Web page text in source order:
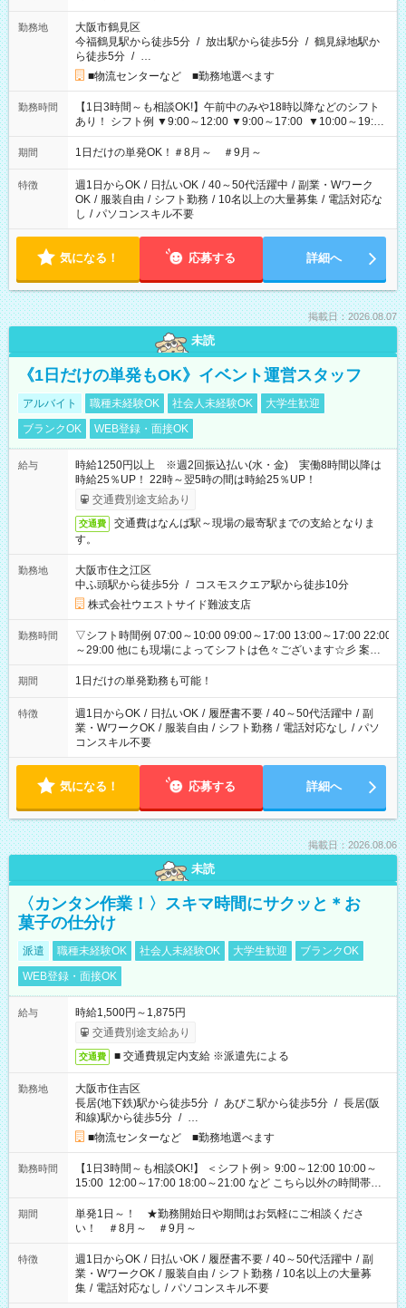
勤務地
大阪市鶴見区
今福鶴見駅から徒歩5分 / 放出駅から徒歩5分 / 鶴見緑地駅か
ら徒歩5分 / …
■物流センターなど ■勤務地選べます
勤務時間
【1日3時間～も相談OK!】午前中のみや18時以降などのシフト
あり！ シフト例 ▼9:00～12:00 ▼9:00～17:00 ▼10:00～19:00
▼18:00～21:00
期間 1日だけの単発OK！＃8月～ ＃9月～
特徴 週1日からOK / 日払いOK / 40～50代活躍中 / 副業・Wワーク
OK / 服装自由 / シフト勤務 / 10名以上の大量募集 / 電話対応な
し / パソコンスキル不要
気になる！ 応募する 詳細へ
掲載日：2026.08.07
未読
《1日だけの単発もOK》イベント運営スタッフ
アルバイト 職種未経験OK 社会人未経験OK
大学生歓迎
ブランクOK
WEB登録・面接OK
給与
時給1250円以上 ※週2回振込払い(水・金) 実働8時間以降は
時給25％UP！ 22時～翌5時の間は時給25％UP！
交通費別途支給あり
交通費
交通費はなんば駅～現場の最寄駅までの支給となりま
す。
勤務地
大阪市住之江区
中ふ頭駅から徒歩5分 / コスモスクエア駅から徒歩10分
株式会社ウエストサイド難波支店
勤務時間
▽シフト時間例 07:00～10:00 09:00～17:00 13:00～17:00 22:00
～29:00 他にも現場によってシフトは色々ございます☆彡 案件
次第では午前中で終わるお仕事も...！
期間 1日だけの単発勤務も可能！
特徴 週1日からOK / 日払いOK / 履歴書不要 / 40～50代活躍中 / 副
業・WワークOK / 服装自由 / シフト勤務 / 電話対応なし / パソ
コンスキル不要
気になる！ 応募する 詳細へ
掲載日：2026.08.06
未読
〈カンタン作業！〉スキマ時間にサクッと＊お
菓子の仕分け
派遣 職種未経験OK 社会人未経験OK 大学生歓迎
ブランクOK
WEB登録・面接OK
給与
時給1,500円～1,875円
交通費別途支給あり
交通費 ■ 交通費規定内支給 ※派遣先による
勤務地
大阪市住吉区
長居(地下鉄)駅から徒歩5分 / あびこ駅から徒歩5分 / 長居(阪
和線)駅から徒歩5分 / …
■物流センターなど ■勤務地選べます
勤務時間
【1日3時間～も相談OK!】 ＜シフト例＞ 9:00～12:00 10:00～
15:00 12:00～17:00 18:00～21:00 など こちら以外の時間帯も
お気軽にご相談ください！
期間
単発1日～！ ★勤務開始日や期間はお気軽にご相談くださ
い！ ＃8月～ ＃9月～
特徴 週1日からOK / 日払いOK / 履歴書不要 / 40～50代活躍中 / 副
業・WワークOK / 服装自由 / シフト勤務 / 10名以上の大量募
集 / 電話対応なし / パソコンスキル不要